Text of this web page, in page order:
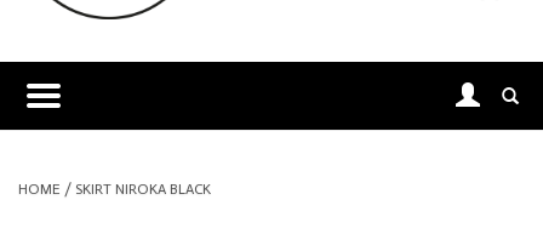
HOME / SKIRT NIROKA BLACK